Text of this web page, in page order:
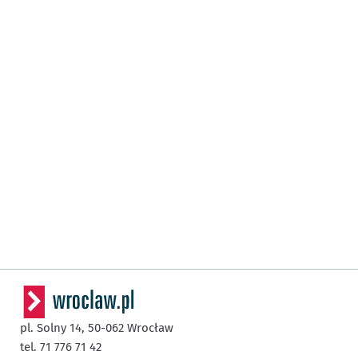
pl. Solny 14, 50-062 Wrocław
tel. 71 776 71 42